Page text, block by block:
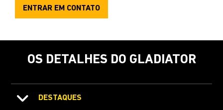
ENTRAR EM CONTATO
OS DETALHES DO GLADIATOR
DESTAQUES